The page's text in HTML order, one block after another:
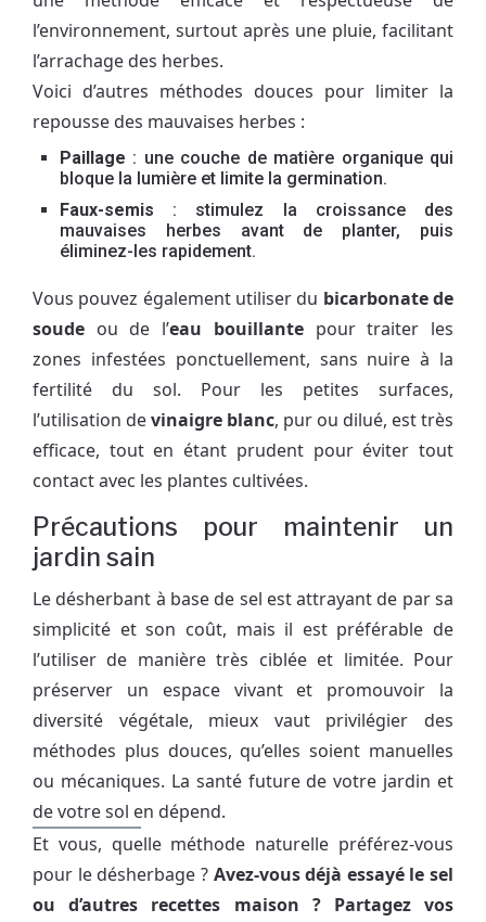
l’environnement, surtout après une pluie, facilitant
l’arrachage des herbes.
Voici d’autres méthodes douces pour limiter la
repousse des mauvaises herbes :
Paillage : une couche de matière organique qui
bloque la lumière et limite la germination.
Faux-semis : stimulez la croissance des
mauvaises herbes avant de planter, puis
éliminez-les rapidement.
Vous pouvez également utiliser du bicarbonate de
soude ou de l’eau bouillantepour traiter les
zones infestées ponctuellement, sans nuire à la
fertilité du sol. Pour les petites surfaces,
l’utilisation devinaigre blanc, pur ou dilué, est très
efficace, tout en étant prudent pour éviter tout
contact avec les plantes cultivées.
Précautions pour maintenir un
jardin sain
Le désherbant à base de sel est attrayant de par sa
simplicité et son coût, mais il est préférable de
l’utiliser de manière très ciblée et limitée. Pour
préserver un espace vivant et promouvoir la
diversité végétale, mieux vaut privilégier des
méthodes plus douces, qu’elles soient manuelles
ou mécaniques. La santé future de votre jardin et
de votre sol en dépend.
Et vous, quelle méthode naturelle préférez-vous
pour le désherbage ? Avez-vous déjà essayé le sel
ou d’autres recettes maison ? Partagez vos